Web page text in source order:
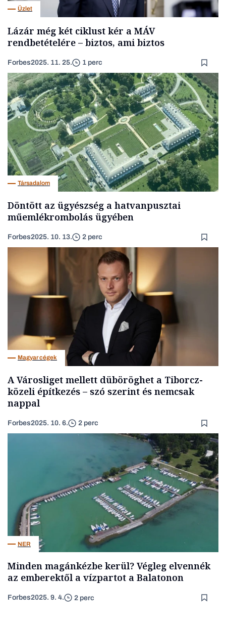
Üzlet
Lázár még két ciklust kér a MÁV
rendbetételére – biztos, ami biztos
Forbes2025. 11. 25. 1 perc
Társadalom
Döntött az ügyészség a hatvanpusztai
műemlékrombolás ügyében
Forbes2025. 10. 13. 2 perc
Magyar cégek
A Városliget mellett düböröghet a Tiborcz-
közeli építkezés – szó szerint és nemcsak
nappal
Forbes2025. 10. 6. 2 perc
NER
Minden magánkézbe kerül? Végleg elvennék
az emberektől a vízpartot a Balatonon
Forbes2025. 9. 4. 2 perc